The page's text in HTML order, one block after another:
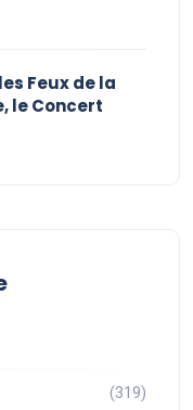
Feux de la
le Concert
(319)